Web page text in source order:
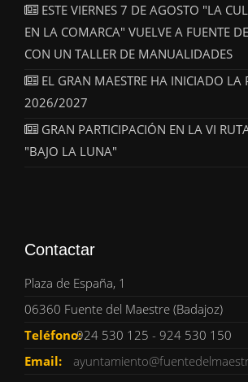
ESTE VIERNES 7 DE AGOSTO "LA
EN LA COMARCA" VUELVE A FUENTE
CON UN TALLER DE MANUALIDADES
EL GRAN MAESTRE HA INICIADO LA
2026/2027
GRAN PARTICIPACIÓN EN LA VI
"BAJO LA LUNA"
Contactar
Plaza de España, 1
06360 Fuente del Maestre (Badajoz)
Teléfono:924 530 125 - 924 530 150
Email: